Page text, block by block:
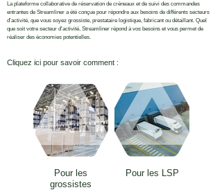
La plateforme collaborative de réservation de créneaux et de suivi des commandes
entrantes de Streamliner a été conçue pour répondre aux besoins de différents secteurs
d'activité, que vous soyez grossiste, prestataire logistique, fabricant ou détaillant. Quel
que soit votre secteur d'activité, Streamliner répond à vos besoins et vous permet de
réaliser des économies potentielles.
Cliquez ici pour savoir comment :
Pour les
grossistes
Pour les LSP